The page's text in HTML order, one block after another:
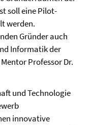
soll eine Pilot-
werden.
Gründer auch
Informatik der
Professor Dr.
und Technologie
innovative